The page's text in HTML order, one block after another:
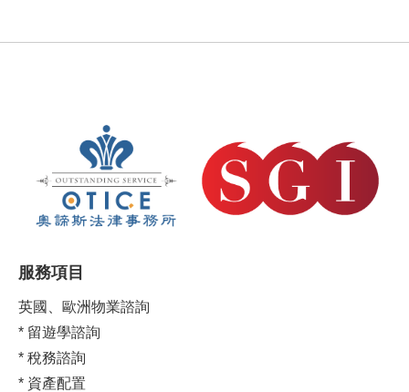
服務項目
英國、歐洲物業諮詢
* 留遊學諮詢
* 稅務諮詢
* 資產配置